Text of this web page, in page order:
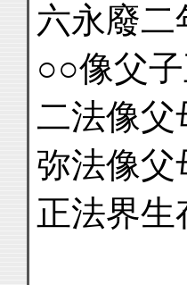
六永廢二
○○像父
二法像父
弥法像父
正法界生